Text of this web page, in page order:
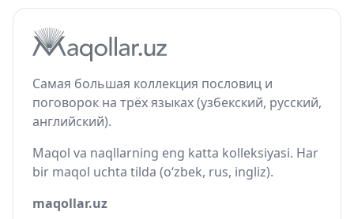
Самая большая коллекция пословиц и
поговорок на трёх языках (узбекский, русский,
английский).
Maqol va naqllarning eng katta kolleksiyasi. Har
bir maqol uchta tilda (o‘zbek, rus, ingliz).
maqollar.uz